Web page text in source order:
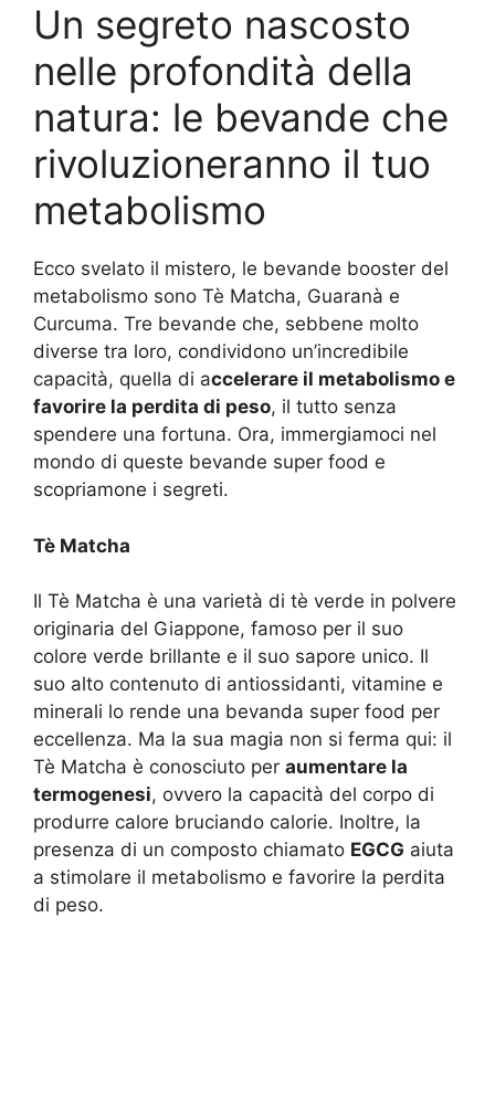
Un segreto nascosto
nelle profondità della
natura: le bevande che
rivoluzioneranno il tuo
metabolismo
Ecco svelato il mistero, le bevande booster del
metabolismo sono Tè Matcha, Guaranà e
Curcuma. Tre bevande che, sebbene molto
diverse tra loro, condividono un’incredibile
capacità, quella di accelerare il metabolismo e
favorire la perdita di peso, il tutto senza
spendere una fortuna. Ora, immergiamoci nel
mondo di queste bevande super food e
scopriamone i segreti.
Tè Matcha
Il Tè Matcha è una varietà di tè verde in polvere
originaria del Giappone, famoso per il suo
colore verde brillante e il suo sapore unico. Il
suo alto contenuto di antiossidanti, vitamine e
minerali lo rende una bevanda super food per
eccellenza. Ma la sua magia non si ferma qui: il
Tè Matcha è conosciuto per aumentare la
termogenesi, ovvero la capacità del corpo di
produrre calore bruciando calorie. Inoltre, la
presenza di un composto chiamato EGCG aiuta
a stimolare il metabolismo e favorire la perdita
di peso.